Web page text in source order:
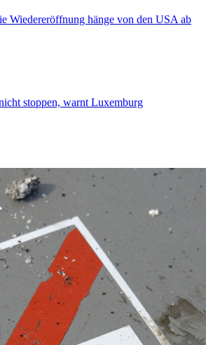
Wiedereröffnung hänge von den USA ab
stoppen, warnt Luxemburg